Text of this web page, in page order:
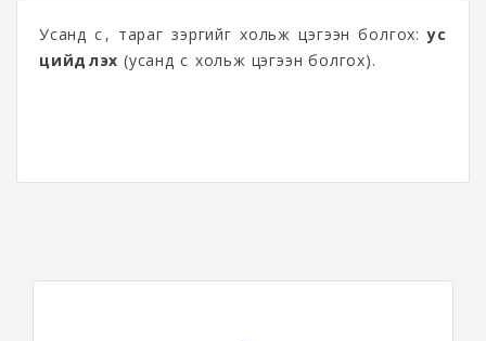
Усанд сүү, тараг зэргийг хольж цэгээн болгох: ус
цийдүүлэх (усанд сүү хольж цэгээн болгох).